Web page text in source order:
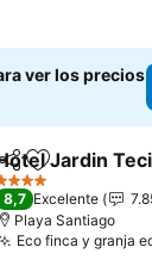
ver los precios
Añadir a
Jardin
Estrellas
8,7 Excelente
Playa Santiago
Eco finca y granja